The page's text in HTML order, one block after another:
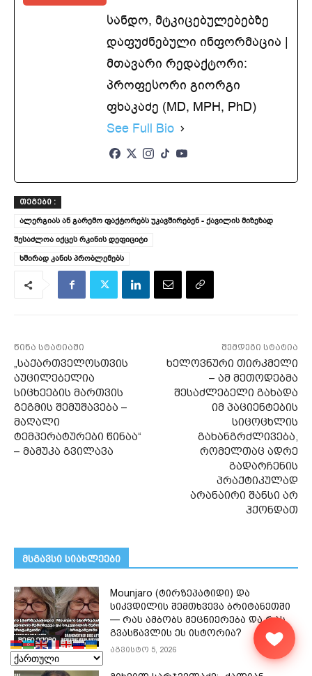
სანდო, მტკიცებულებებზე
დაფუძნებული ინფორმაცია |
მთავარი რედაქტორი:
პროფესორი გიორგი
ფხაკაძე (MD, MPH, PhD)
See Full Bio
ᲗᲔᲒᲔᲑᲘ :
ალერგიას ან გარემო ფაქტორებს უკავშირებენ - ქავილის მიზეზად
შესაძლოა იქცეს რკინის დეფიციტი
ხშირად კანის პრობლემებს
წინა სტატიაში
„საქართველოსთვის
აუცილებელია
სიცხეების მართვის
გეგმის შემუშავება –
მაღალი
ტემპერატურები წინაა“
– მამუკა გვილავა
შემდეგი სტატია
ხელოვნური თირკმელი
– ამ მეთოდებმა
შესაძლებელი გახადა
იმ პაციენტების
სიცოცხლის
გახანგრძლივება,
რომელთაც ადრე
გადარჩენის
პრაქტიკულად
არანაირი შანსი არ
ჰქონდათ
მსგავსი სიახლეები
შენი ექიმი
Mounjaro (ტირზეპატიდი) და
სიკვდილის შემთხვევა ბრიტანეთში
— რას ამბობს მეცნიერება და რას
გვასწავლის ეს ისტორია?
აგვისტო 5, 2026